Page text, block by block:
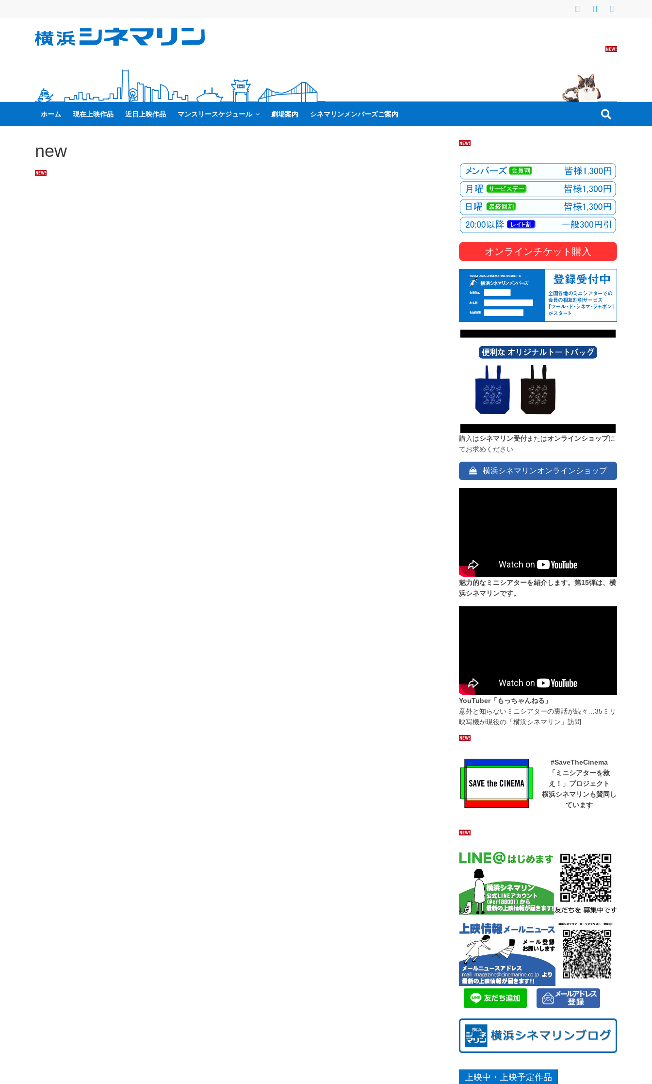
ッ
横
シ
ネ
マ
リ
ホーム 現在上映作品 近日上映作品 マンスリースケジュール 劇場案内 シネマリンメンバーズご案内
new
オンラインチケット購入
購入はシネマリン受付またはオンラインショップに
てお求めください
横浜シネマリンオンラインショップ
魅力的なミニシアターを紹介します。第15弾は、横
浜シネマリンです。
YouTuber「もっちゃんねる」
意外と知らないミニシアターの裏話が続々…35ミリ
映写機が現役の「横浜シネマリン」訪問
#SaveTheCinema
「ミニシアターを救
え！」プロジェクト
横浜シネマリンも賛同し
ています
上映中・上映予定作品